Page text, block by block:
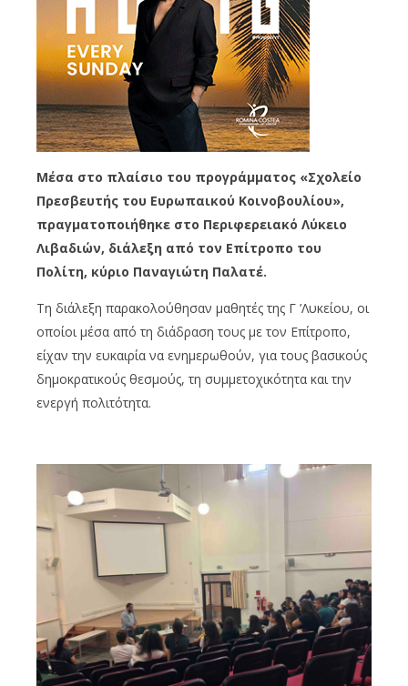
Μέσα στο πλαίσιο του προγράμματος «Σχολείο
Πρεσβευτής του Ευρωπαικού Κοινοβουλίου»,
πραγματοποιήθηκε στο Περιφερειακό Λύκειο
Λιβαδιών, διάλεξη από τον Επίτροπο του
Πολίτη, κύριο Παναγιώτη Παλατέ.
Τη διάλεξη παρακολούθησαν μαθητές της Γ ’Λυκείου, οι
οποίοι μέσα από τη διάδραση τους με τον Επίτροπο,
είχαν την ευκαιρία να ενημερωθούν, για τους βασικούς
δημοκρατικούς θεσμούς, τη συμμετοχικότητα και την
ενεργή πολιτότητα.